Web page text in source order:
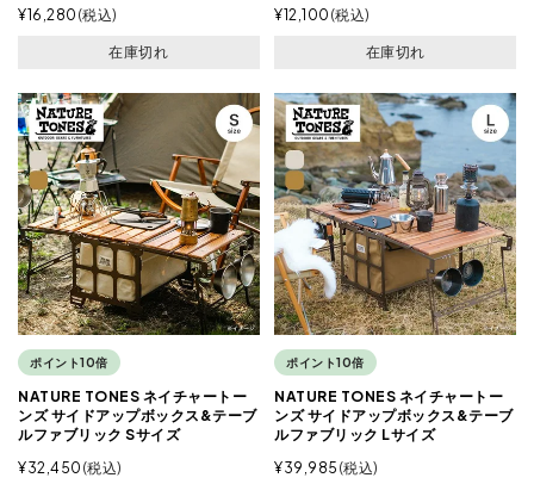
¥16,280 税込
在庫切れ
¥12,100 税込
在庫切れ
ポイント10倍
NATURE TONES ネイチャートー
ンズ サイドアップボックス&テーブ
ルファブリック Sサイズ
¥32,450 税込
ポイント10倍
NATURE TONES ネイチャートー
ンズ サイドアップボックス&テーブ
ルファブリック Lサイズ
¥39,985 税込